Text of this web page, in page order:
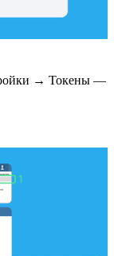
→ Токены —